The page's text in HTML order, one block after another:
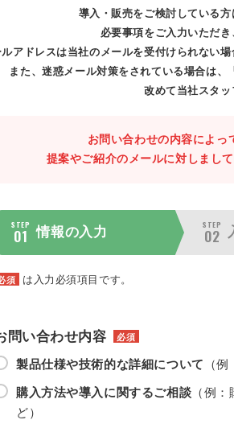
導入・販売をご検討している
必要事項をご入力いただ
アドレスは当社のメールを受付けられない
また、迷惑メール対策をされている場合は、
改めて当社スタッ
お問い合わせの内容によっ
提案やご紹介のメールに対しまし
STEP
01 情報の入力
STEP
02
須 は入力必須項目です。
問い合わせ内容 必須
製品仕様や技術的な詳細について （
購入方法や導入に関するご相談 （例
ど）